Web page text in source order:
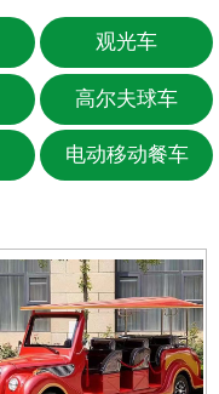
观光车
高尔夫球车
电动移动餐车